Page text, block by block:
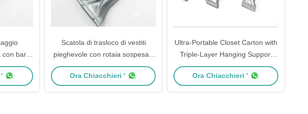
barra
'
Scatola di trasloco di vestiti
pieghevole con rotaia sospesa -
Cassa di stoccaggio portatile per
traslochi di appartamenti
Ora Chiacchieri '
Ultra-Portable Closet Carton with
Triple-Layer Hanging Support
Structure
Ora Chiacchieri '